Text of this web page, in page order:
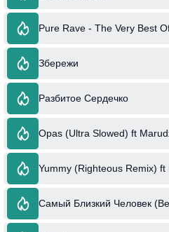
Pure Rave - The Very Best
Збережи
Разбитое Сердечко
Opas (Ultra Slowed) ft
Yummy (Righteous Remix) ft
Самый Близкий Человек